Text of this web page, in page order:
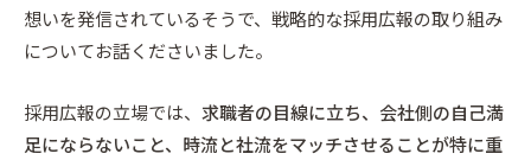
想いを発信されているそうで、戦略的な採用広報の取り組み
についてお話くださいました。
採用広報の立場では、 求職者の目線に立ち、会社側の自己満
足にならないこと、時流と社流をマッチさせることが特に重